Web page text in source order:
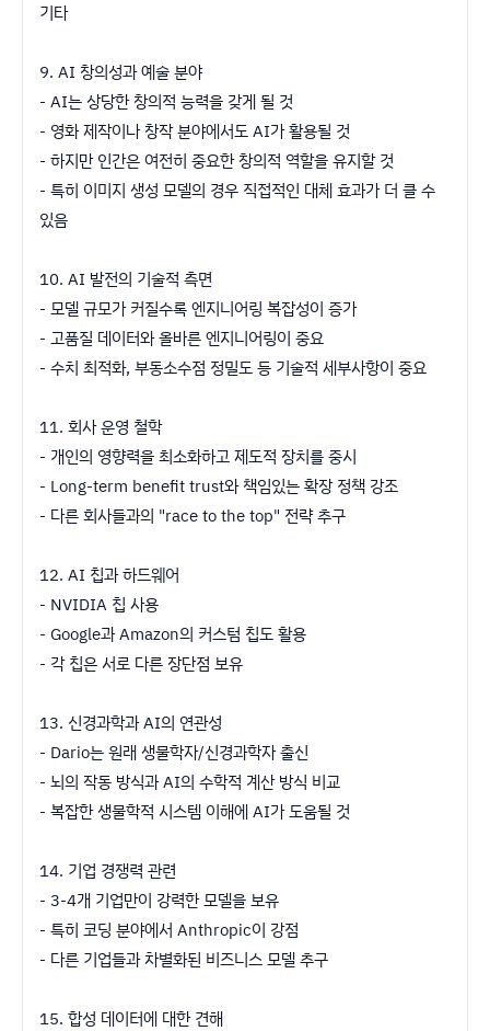
기타
9. AI 창의성과 예술 분야
- AI는 상당한 창의적 능력을 갖게 될 것
- 영화 제작이나 창작 분야에서도 AI가 활용될 것
- 하지만 인간은 여전히 중요한 창의적 역할을 유지할 것
- 특히 이미지 생성 모델의 경우 직접적인 대체 효과가 더 클 수
있음
10. AI 발전의 기술적 측면
- 모델 규모가 커질수록 엔지니어링 복잡성이 증가
- 고품질 데이터와 올바른 엔지니어링이 중요
- 수치 최적화, 부동소수점 정밀도 등 기술적 세부사항이 중요
11. 회사 운영 철학
- 개인의 영향력을 최소화하고 제도적 장치를 중시
- Long-term benefit trust와 책임있는 확장 정책 강조
- 다른 회사들과의 "race to the top" 전략 추구
12. AI 칩과 하드웨어
- NVIDIA 칩 사용
- Google과 Amazon의 커스텀 칩도 활용
- 각 칩은 서로 다른 장단점 보유
13. 신경과학과 AI의 연관성
- Dario는 원래 생물학자/신경과학자 출신
- 뇌의 작동 방식과 AI의 수학적 계산 방식 비교
- 복잡한 생물학적 시스템 이해에 AI가 도움될 것
14. 기업 경쟁력 관련
- 3-4개 기업만이 강력한 모델을 보유
- 특히 코딩 분야에서 Anthropic이 강점
- 다른 기업들과 차별화된 비즈니스 모델 추구
15. 합성 데이터에 대한 견해